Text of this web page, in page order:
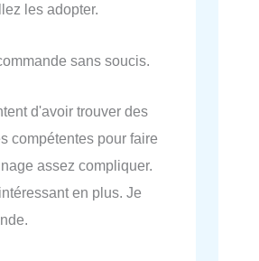
les adopter.
sans soucis.
d'avoir trouver des
compétentes pour faire
assez compliquer.
en plus. Je